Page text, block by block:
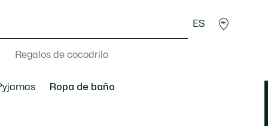
Regalos de cocodrilo
ES
Ropa de baño